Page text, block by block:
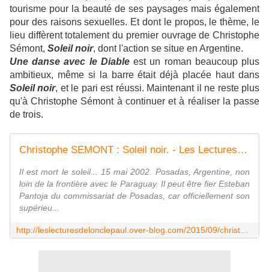
tourisme pour la beauté de ses paysages mais également
pour des raisons sexuelles. Et dont le propos, le thème, le
lieu diffèrent totalement du premier ouvrage de Christophe
Sémont, Soleil noir, dont l'action se situe en Argentine.
Une danse avec le Diableest un roman beaucoup plus
ambitieux, même si la barre était déjà placée haut dans
Soleil noir, et le pari est réussi. Maintenant il ne reste plus
qu'à Christophe Sémont à continuer et à réaliser la passe
de trois.
Christophe SEMONT : Soleil noir. - Les Lectures de l'Oncle Paul
Il est mort le soleil... 15 mai 2002. Posadas, Argentine, non
loin de la frontière avec le Paraguay. Il peut être fier Esteban
Pantoja du commissariat de Posadas, car officiellement son
supérieu...